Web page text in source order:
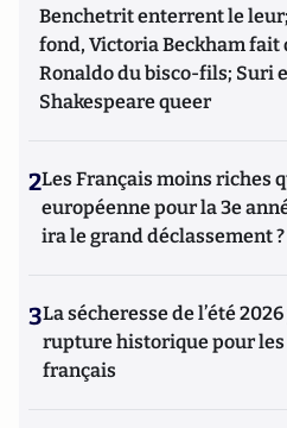
Benchetrit enterrent le
fond, Victoria Beckham
Ronaldo du bisco-fils; Suri
Shakespeare queer
2Les Français moins riches
européenne pour la 3e
ira le grand déclassement ?
3La sécheresse de l’été
rupture historique pour
français